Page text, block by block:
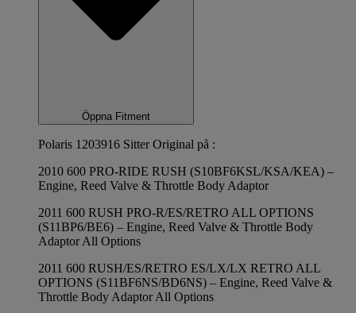
Öppna Fitment
Polaris 1203916 Sitter Original på :
2010 600 PRO-RIDE RUSH (S10BF6KSL/KSA/KEA) –
Engine, Reed Valve & Throttle Body Adaptor
2011 600 RUSH PRO-R/ES/RETRO ALL OPTIONS
(S11BP6/BE6) – Engine, Reed Valve & Throttle Body
Adaptor All Options
2011 600 RUSH/ES/RETRO ES/LX/LX RETRO ALL
OPTIONS (S11BF6NS/BD6NS) – Engine, Reed Valve &
Throttle Body Adaptor All Options